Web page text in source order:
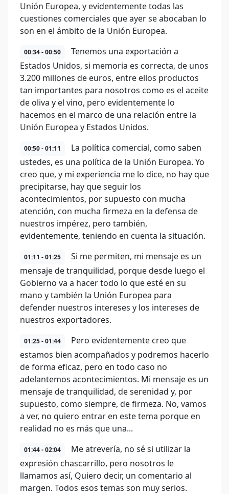
Unión Europea, y evidentemente todas las
cuestiones comerciales que ayer se abocaban lo
son en el ámbito de la Unión Europea.
00:34 - 00:50
Tenemos una exportación a
Estados Unidos, si memoria es correcta, de unos
3.200 millones de euros, entre ellos productos
tan importantes para nosotros como es el aceite
de oliva y el vino, pero evidentemente lo
hacemos en el marco de una relación entre la
Unión Europea y Estados Unidos.
00:50 - 01:11
La política comercial, como saben
ustedes, es una política de la Unión Europea. Yo
creo que, y mi experiencia me lo dice, no hay que
precipitarse, hay que seguir los
acontecimientos, por supuesto con mucha
atención, con mucha firmeza en la defensa de
nuestros impérez, pero también,
evidentemente, teniendo en cuenta la situación.
01:11 - 01:25
Si me permiten, mi mensaje es un
mensaje de tranquilidad, porque desde luego el
Gobierno va a hacer todo lo que esté en su
mano y también la Unión Europea para
defender nuestros intereses y los intereses de
nuestros exportadores.
01:25 - 01:44
Pero evidentemente creo que
estamos bien acompañados y podremos hacerlo
de forma eficaz, pero en todo caso no
adelantemos acontecimientos. Mi mensaje es un
mensaje de tranquilidad, de serenidad y, por
supuesto, como siempre, de firmeza. No, vamos
a ver, no quiero entrar en este tema porque en
realidad no es más que una...
01:44 - 02:04
Me atrevería, no sé si utilizar la
expresión chascarrillo, pero nosotros le
llamamos así, Quiero decir, un comentario al
margen. Todos esos temas son muy serios.